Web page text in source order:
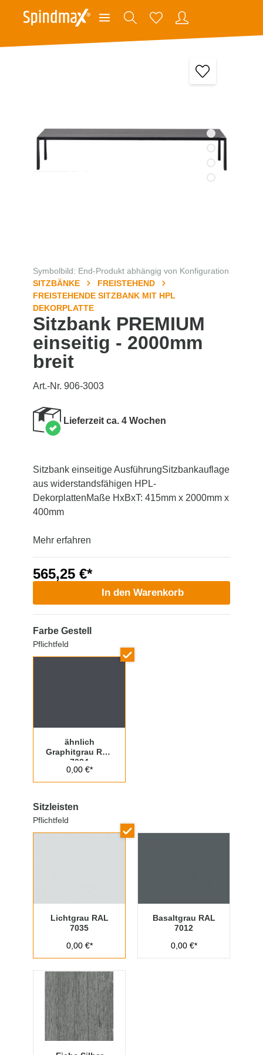
Symbolbild: End-Produkt abhängig von Konfiguration
SITZBÄNKE
FREISTEHEND
FREISTEHENDE SITZBANK MIT HPL
DEKORPLATTE
Sitzbank PREMIUM
einseitig - 2000mm
breit
Art.-Nr. 906-3003
Lieferzeit ca. 4 Wochen
Sitzbank einseitige AusführungSitzbankauflage
aus widerstandsfähigen HPL-
DekorplattenMaße HxBxT: 415mm x 2000mm x
400mm
Mehr erfahren
565,25 €*
In den Warenkorb
Farbe Gestell
Pflichtfeld
ähnlich
Graphitgrau RAL
7024
0,00 €*
Sitzleisten
Pflichtfeld
Lichtgrau RAL
7035
0,00 €*
Basaltgrau RAL
7012
0,00 €*